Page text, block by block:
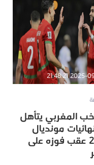
2025-09-05
المغربي يتأهل
مونديال
2026 عقب فوزه على